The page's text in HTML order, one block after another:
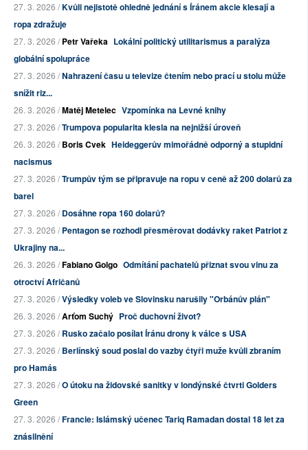
27. 3. 2026 /Kvůli nejistotě ohledně jednání s Íránem akcie klesají a
ropa zdražuje
27. 3. 2026 /Petr Vařeka Lokální politický utilitarismus a paralýza
globální spolupráce
27. 3. 2026 /Nahrazení času u televize čtením nebo prací u stolu může
snížit riz...
26. 3. 2026 /Matěj Metelec Vzpomínka na Levné knihy
27. 3. 2026 /Trumpova popularita klesla na nejnižší úroveň
26. 3. 2026 /Boris Cvek Heideggerův mimořádně odporný a stupidní
nacismus
27. 3. 2026 /Trumpův tým se připravuje na ropu v ceně až 200 dolarů za
barel
27. 3. 2026 /Dosáhne ropa 160 dolarů?
27. 3. 2026 /Pentagon se rozhodl přesměrovat dodávky raket Patriot z
Ukrajiny na...
26. 3. 2026 /Fabiano Golgo Odmítání pachatelů přiznat svou vinu za
otroctví Afričanů
27. 3. 2026 /Výsledky voleb ve Slovinsku narušily "Orbánův plán"
26. 3. 2026 /Arťom Suchý Proč duchovní život?
27. 3. 2026 /Rusko začalo posílat Íránu drony k válce s USA
27. 3. 2026 /Berlínský soud poslal do vazby čtyři muže kvůli zbraním
pro Hamás
27. 3. 2026 /O útoku na židovské sanitky v londýnské čtvrti Golders
Green
27. 3. 2026 /Francie: Islámský učenec Tariq Ramadan dostal 18 let za
znásilnění